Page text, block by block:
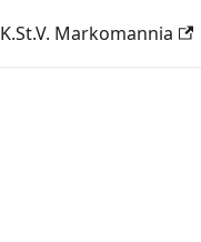
K.St.V. Markomannia